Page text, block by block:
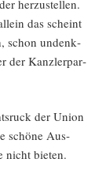
her­zu­stel­len.
das scheint
schon undenk­
der Kanz­ler­par­
der Uni­on
schö­ne Aus­
nicht bieten.